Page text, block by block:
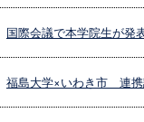
国際会議で本学院生が発
福島大学×いわき市 連携